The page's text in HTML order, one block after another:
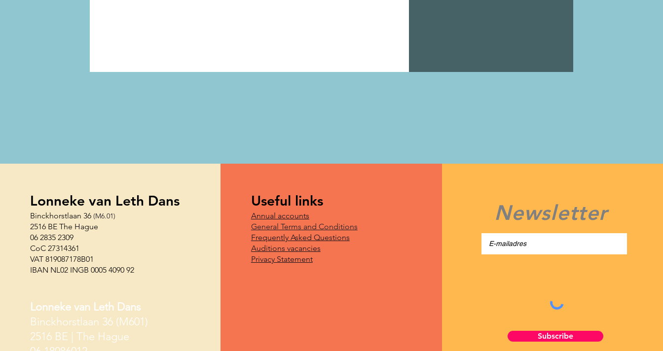
Lonneke van Leth Dans
Binckhorstlaan 36 (M6.01)
2516 BE The Hague
06 2835 2309
CoC 27314361
VAT 819087178B01
IBAN NL02 INGB 0005 4090 92
Lonneke van Leth Dans
Binckhorstlaan 36 (M601)
2516 BE | The Hague
Useful links
Annual accounts
General Terms and Conditions
Frequently Asked Questions
Auditions vacancies
Privacy Statement
Newsletter
Subscribe